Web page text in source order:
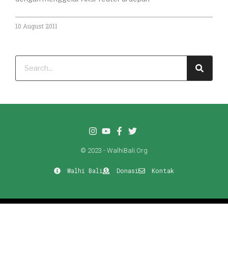
10 August 2011
© 2023 - WalhiBali.Org
Walhi Bali Donasi Kontak